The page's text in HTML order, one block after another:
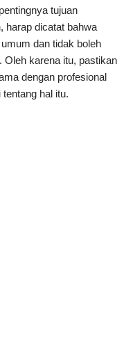
tujuan
harap dicatat bahwa
dan tidak boleh
Oleh karena itu, pastikan
dengan profesional
hal itu.